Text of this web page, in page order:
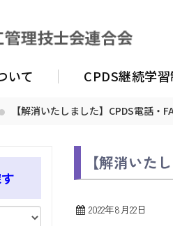
いて CPDS継続学
【解消いたしました】CPDS電話・
【解消いた
2022年8月22日